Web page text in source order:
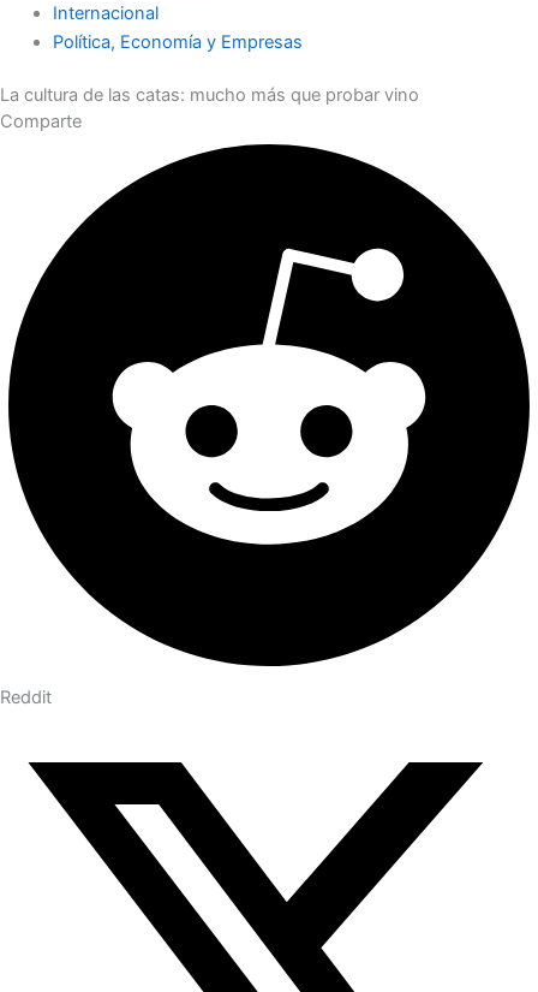
Internacional
Política, Economía y Empresas
La cultura de las catas: mucho más que probar vino
Comparte
Reddit